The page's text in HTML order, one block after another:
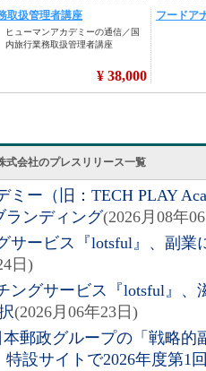
式会社のプレスリリース一覧
ミー（旧：TECH PLAY
ランディング(2026月08年
サービス『lotsful』、副業
日)
ングサービス『lotsful』
(2026月06年23日)
本郵政グループの「戦略
設サイトで2026年度第1